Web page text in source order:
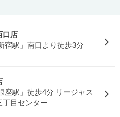
口店
宿駅」南口より徒歩3分
座駅」徒歩4分 リージャス
丁目センター